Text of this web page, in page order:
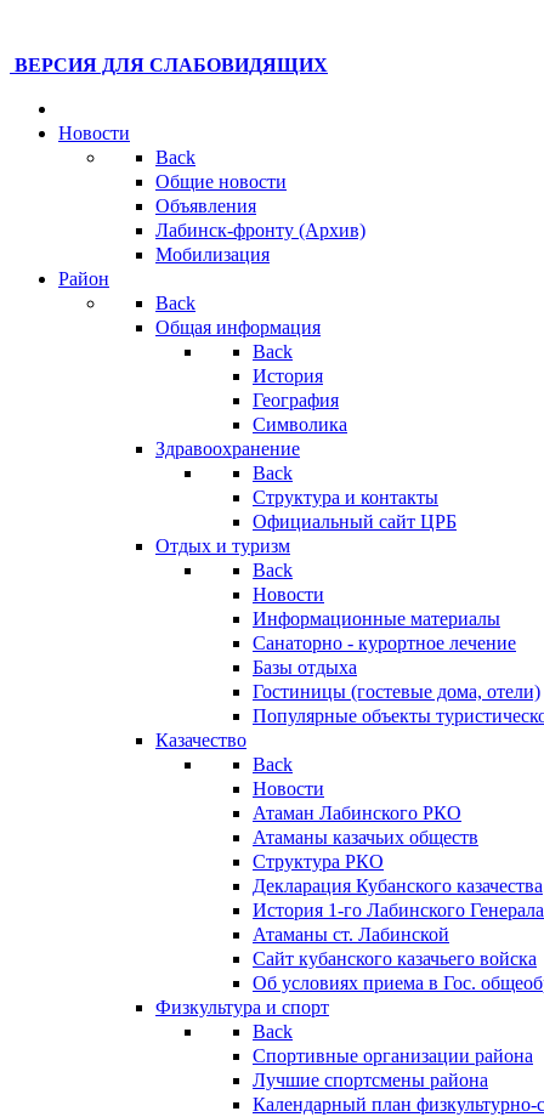
ВЕРСИЯ ДЛЯ СЛАБОВИДЯЩИХ
Новости
Back
Общие новости
Объявления
Лабинск-фронту (Архив)
Мобилизация
Район
Back
Общая информация
Back
История
География
Символика
Здравоохранение
Back
Структура и контакты
Официальный сайт ЦРБ
Отдых и туризм
Back
Новости
Информационные материалы
Санаторно - курортное лечение
Базы отдыха
Гостиницы (гостевые дома, отели)
Популярные объекты
Казачество
Back
Новости
Атаман Лабинского РКО
Атаманы казачьих обществ
Структура РКО
Декларация Кубанского казачества
История 1-го Лабинского
Атаманы ст. Лабинской
Cайт кубанского казачьего войска
Об условиях приема в Гос.
Физкультура и спорт
Back
Спортивные организации района
Лучшие спортсмены района
Календарный план